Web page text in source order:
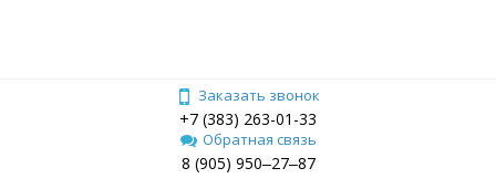
Заказать звонок
+7 (383) 263-01-33
Обратная связь
8 (905) 950‒27‒87